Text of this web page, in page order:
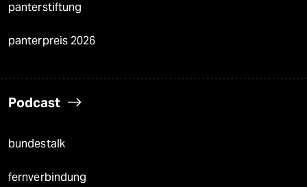
panterstiftung
panterpreis 2026
Podcast
bundestalk
fernverbindung